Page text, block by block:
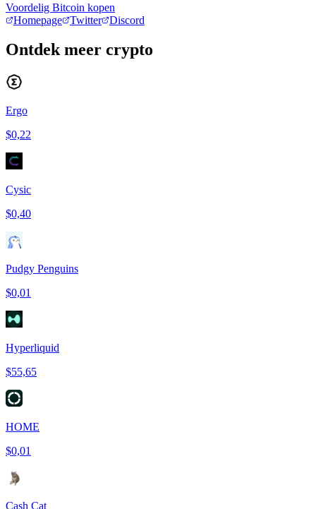
Voordelig Bitcoin kopen
Homepage
Twitter Discord
Ontdek meer crypto
Ergo
$0,22
Cysic
$0,40
Pudgy Penguins
$0,01
Hyperliquid
$55,65
HOME
$0,01
Cash Cat